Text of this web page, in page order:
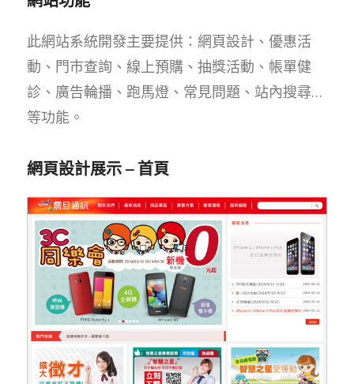
此網站系統開發主要提供：網頁設計、優惠活
動、門市查詢、線上預購、抽獎活動、帳單健
診、廣告輪播、跑馬燈、常見問題、站內搜尋…
等功能。
網頁設計展示 – 首頁